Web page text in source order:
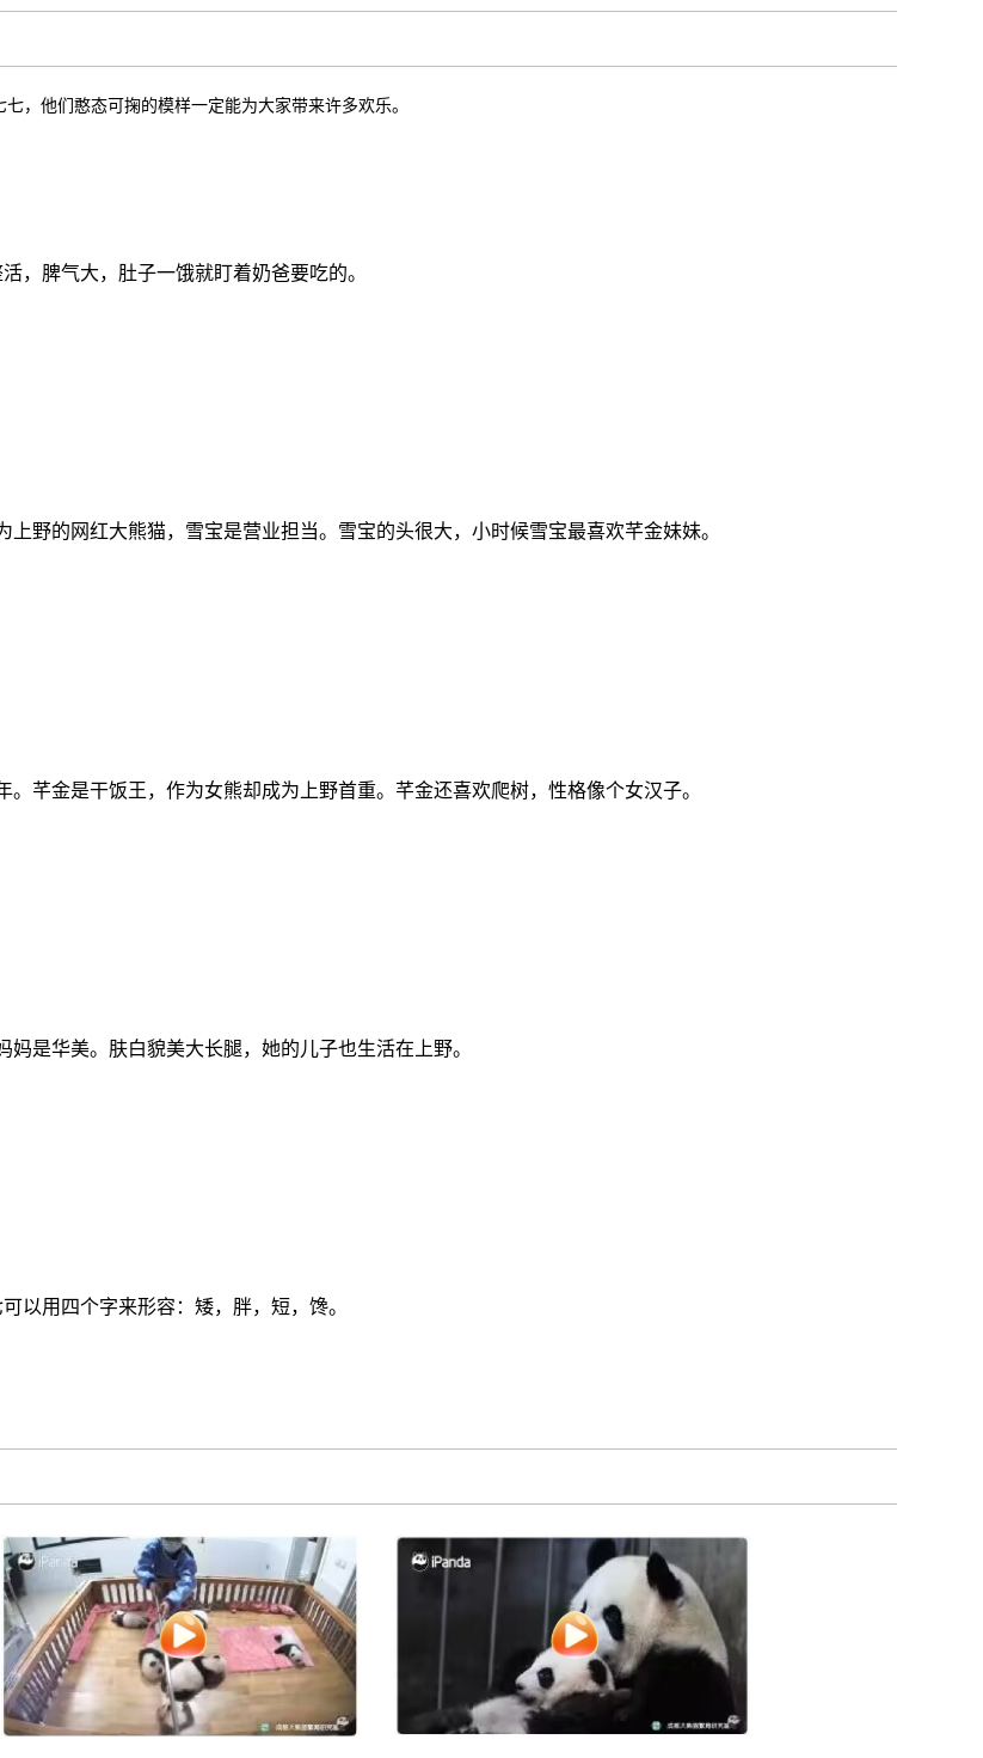
，他们憨态可掬的模样一定能为大家带来许多欢乐。
，脾气大，肚子一饿就盯着奶爸要吃的。
上野的网红大熊猫，雪宝是营业担当。雪宝的头很大，小时候雪宝最喜欢芊金妹妹。
。芊金是干饭王，作为女熊却成为上野首重。芊金还喜欢爬树，性格像个女汉子。
妈是华美。肤白貌美大长腿，她的儿子也生活在上野。
以用四个字来形容：矮，胖，短，馋。